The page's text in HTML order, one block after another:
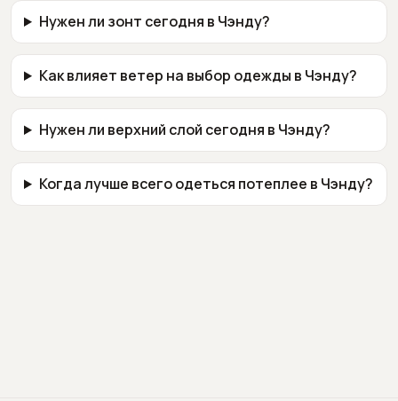
Нужен ли зонт сегодня в Чэнду?
Как влияет ветер на выбор одежды в Чэнду?
Нужен ли верхний слой сегодня в Чэнду?
Когда лучше всего одеться потеплее в Чэнду?